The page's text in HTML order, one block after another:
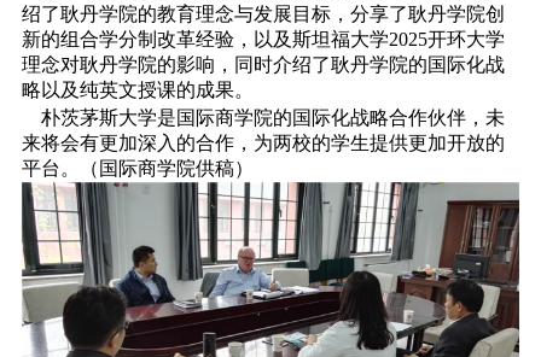
绍了耿丹学院的教育理念与发展目标，分享了耿丹学院创
新的组合学分制改革经验，以及斯坦福大学2025开环大学
理念对耿丹学院的影响，同时介绍了耿丹学院的国际化战
略以及纯英文授课的成果。
朴茨茅斯大学是国际商学院的国际化战略合作伙伴，未
来将会有更加深入的合作，为两校的学生提供更加开放的
平台。（国际商学院供稿）